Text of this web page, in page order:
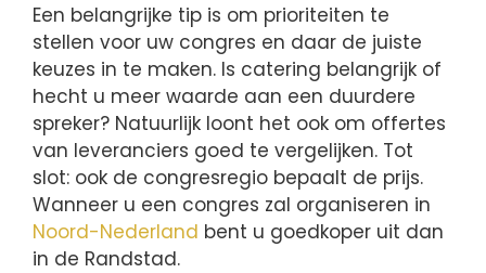
Een belangrijke tip is om prioriteiten te
stellen voor uw congres en daar de juiste
keuzes in te maken. Is catering belangrijk of
hecht u meer waarde aan een duurdere
spreker? Natuurlijk loont het ook om offertes
van leveranciers goed te vergelijken. Tot
slot: ook de congresregio bepaalt de prijs.
Wanneer u een congres zal organiseren in
Noord-Nederland bent u goedkoper uit dan
in de Randstad.